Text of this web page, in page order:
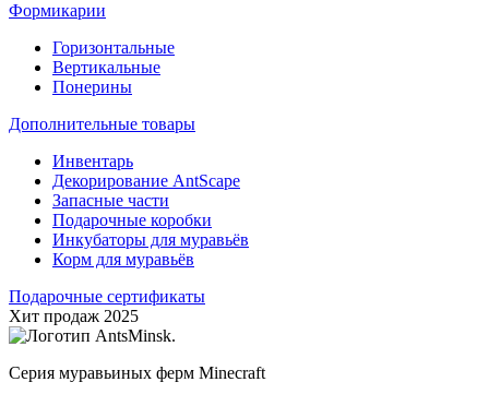
Формикарии
Горизонтальные
Вертикальные
Понерины
Дополнительные товары
Инвентарь
Декорирование AntScape
Запасные части
Подарочные коробки
Инкубаторы для муравьёв
Корм для муравьёв
Подарочные сертификаты
Хит продаж 2025
Серия муравьиных ферм Minecraft